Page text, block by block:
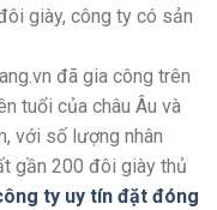
giày, công ty có sản
đã gia công trên
tuổi của châu Âu và
với số lượng nhân
gần 200 đôi giày thủ
ty uy tín đặt đóng